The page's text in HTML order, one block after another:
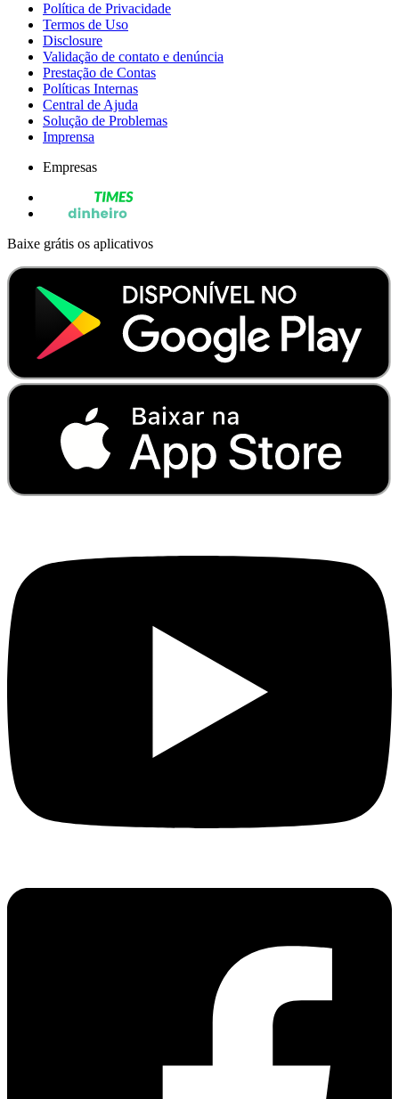
Política de Privacidade
Termos de Uso
Disclosure
Validação de contato e denúncia
Prestação de Contas
Políticas Internas
Central de Ajuda
Solução de Problemas
Imprensa
Empresas
Baixe grátis os aplicativos